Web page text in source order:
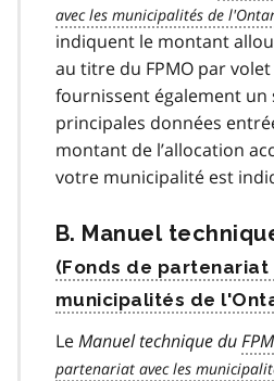
indiquent le montant
au titre du FPMO par
fournissent également un
principales données
montant de l’allocation
votre municipalité est
B. Manuel
LeManuel technique du